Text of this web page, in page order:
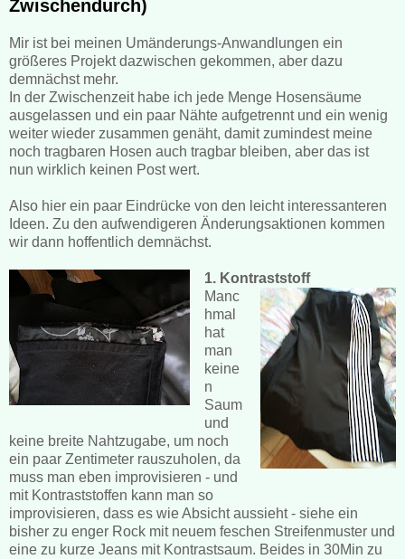
Zwischendurch)
Mir ist bei meinen Umänderungs-Anwandlungen ein
größeres Projekt dazwischen gekommen, aber dazu
demnächst mehr.
In der Zwischenzeit habe ich jede Menge Hosensäume
ausgelassen und ein paar Nähte aufgetrennt und ein wenig
weiter wieder zusammen genäht, damit zumindest meine
noch tragbaren Hosen auch tragbar bleiben, aber das ist
nun wirklich keinen Post wert.
Also hier ein paar Eindrücke von den leicht interessanteren
Ideen. Zu den aufwendigeren Änderungsaktionen kommen
wir dann hoffentlich demnächst.
1. Kontraststoff
Manc
hmal
hat
man
keine
n
Saum
und
keine breite Nahtzugabe, um noch
ein paar Zentimeter rauszuholen, da
muss man eben improvisieren - und
mit Kontraststoffen kann man so
improvisieren, dass es wie Absicht aussieht - siehe ein
bisher zu enger Rock mit neuem feschen Streifenmuster und
eine zu kurze Jeans mit Kontrastsaum. Beides in 30Min zu